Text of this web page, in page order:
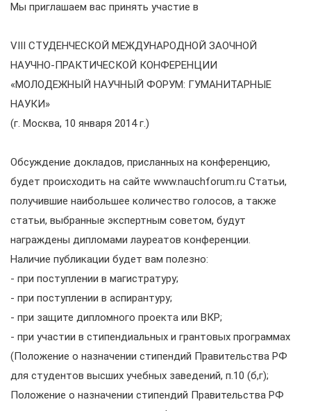
Мы приглашаем вас принять участие в
VIII СТУДЕНЧЕСКОЙ МЕЖДУНАРОДНОЙ ЗАОЧНОЙ
НАУЧНО-ПРАКТИЧЕСКОЙ КОНФЕРЕНЦИИ
«МОЛОДЕЖНЫЙ НАУЧНЫЙ ФОРУМ: ГУМАНИТАРНЫЕ
НАУКИ»
(г. Москва, 10 января 2014 г.)
Обсуждение докладов, присланных на конференцию,
будет происходить на сайте www.nauchforum.ru Статьи,
получившие наибольшее количество голосов, а также
статьи, выбранные экспертным советом, будут
награждены дипломами лауреатов конференции.
Наличие публикации будет вам полезно:
- при поступлении в магистратуру;
- при поступлении в аспирантуру;
- при защите дипломного проекта или ВКР;
- при участии в стипендиальных и грантовых программах
(Положение о назначении стипендий Правительства РФ
для студентов высших учебных заведений, п.10 (б,г);
Положение о назначении стипендий Правительства РФ